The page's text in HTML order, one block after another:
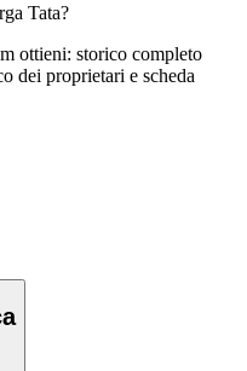
Tata?
ottieni: storico completo
dei proprietari e scheda